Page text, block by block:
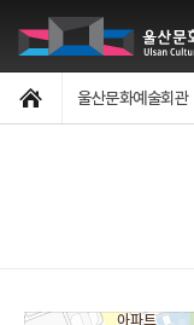
울산문화예술회관